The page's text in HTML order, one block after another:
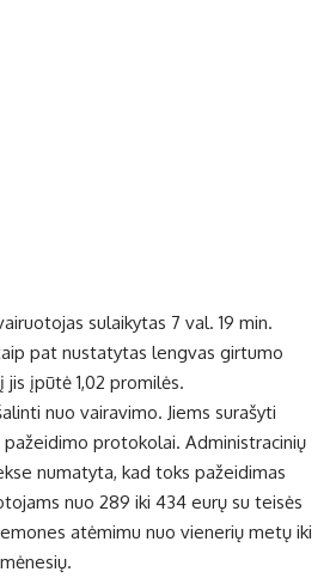
sulaikytas 7 val. 19 min.
pat nustatytas lengvas girtumo
įpūtė 1,02 promilės.
nuo vairavimo. Jiems surašyti
protokolai. Administracinių
numatyta, kad toks pažeidimas
nuo 289 iki 434 eurų su teisės
atėmimu nuo vienerių metų iki